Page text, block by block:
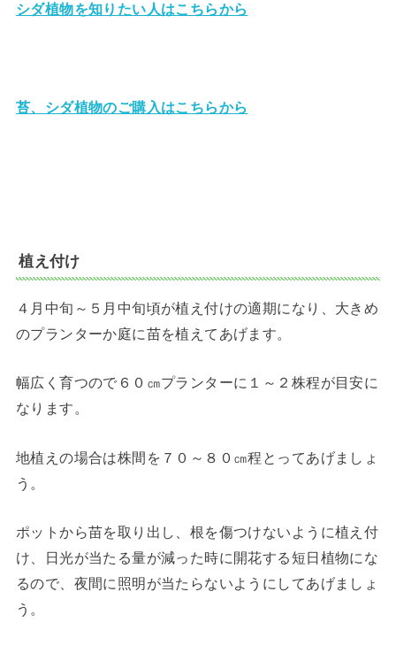
シダ植物を知りたい人はこちらから
苔、シダ植物のご購入はこちらから
植え付け
４月中旬～５月中旬頃が植え付けの適期になり、大きめ
のプランターか庭に苗を植えてあげます。
幅広く育つので６０㎝プランターに１～２株程が目安に
なります。
地植えの場合は株間を７０～８０㎝程とってあげましょ
う。
ポットから苗を取り出し、根を傷つけないように植え付
け、日光が当たる量が減った時に開花する短日植物にな
るので、夜間に照明が当たらないようにしてあげましょ
う。